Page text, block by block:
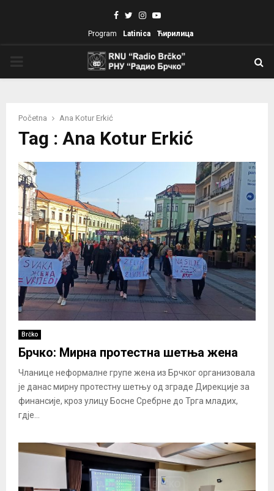
Facebook
TwitterInstagram
Youtube
Program Latinica Ћирилица
Početna Ana Kotur Erkić
Tag : Ana Kotur Erkić
Brčko
Брчко: Мирна протестна шетња жена
Чланице неформалне групе жена из Брчког организовала
је данас мирну протестну шетњу од зграде Дирекције за
финансије, кроз улицу Босне Сребрне до Трга младих,
гдје...